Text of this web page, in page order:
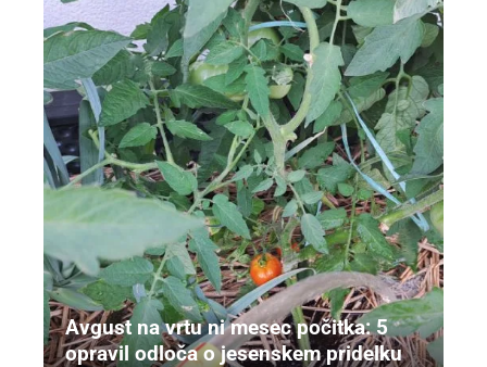
Avgust na vrtu ni mesec počitka: 5
opravil odloča o jesenskem pridelku